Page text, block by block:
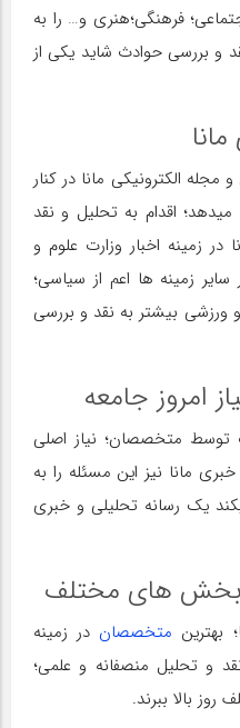
فرهنگی؛هنری و… را به
و بررسی حوادث شاید یکی از
الکترونیکی مانا در کنار
میدهد؛ اقدام به تحلیل و نقد
در زمینه اخبار وزارت علوم و
زمینه ها اعم از سیاسی؛
ورزشی بیشتر به نقد و بررسی
امروز جامعه
توسط متخصصان؛ نیاز اصلی
مانا نیز این مسئله را به
یک رسانه تحلیلی و خبری
بخش های مختلف
بهترین متخصصان در زمینه
و تحلیل منصفانه و علمی؛
بالا ببرند.